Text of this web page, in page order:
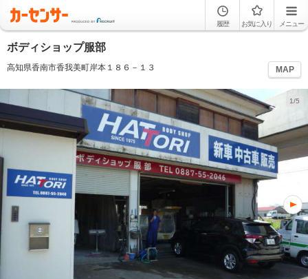
履歴 お気に入り メニュー
ボディショップ服部
高知県香南市香我美町岸本１８６－１３ MAP
1/5